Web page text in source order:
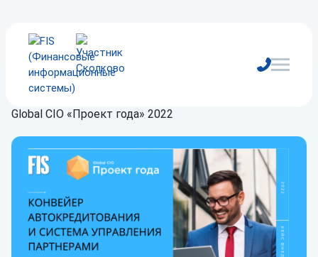
Блог
Global CIO «Проект года» 2022